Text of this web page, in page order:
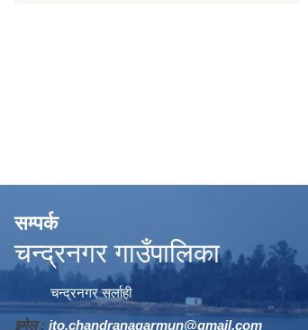
सम्पर्क
चन्द्रनगर गाउँपालिका
चन्द्रनगर सर्लाही
इमेल : ito.chandranagarmun@gmail.com